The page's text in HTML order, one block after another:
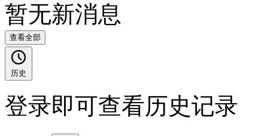
暂无新消息
查看全部
历史
登录即可查看历史记录